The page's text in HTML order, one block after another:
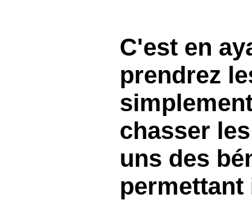
FRAIS DE DÉPLACEMENT
FRAUDE ET CONFORMITÉ
L’EXPÉRIENCE EMPLOYÉ
C'est en
prendrez
chasser
uns des
permettant